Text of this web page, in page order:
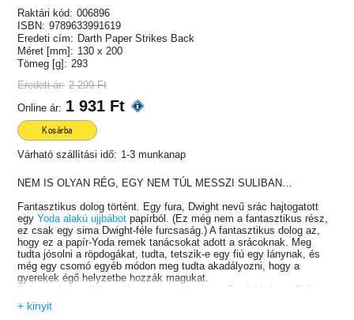
Raktári kód: 006896
ISBN: 9789633991619
Eredeti cím: Darth Paper Strikes Back
Méret [mm]: 130 x 200
Tömeg [g]: 293
Eredeti ár: 2 299 Ft
Online ár: 1 931 Ft
Kosárba
Várható szállítási idő: 1-3 munkanap
NEM IS OLYAN RÉG, EGY NEM TÚL MESSZI SULIBAN…
Fantasztikus dolog történt. Egy fura, Dwight nevű srác hajtogatott
egyYoda alakú ujjbábot papírból. (Ez még nem a fantasztikus rész,
ez csak egy sima Dwight-féle furcsaság.) A fantasztikus dolog az,
hogy ez a papír-Yoda remek tanácsokat adott a srácoknak. Meg
tudta jósolni a röpdogákat, tudta, tetszik-e egy fiú egy lánynak, és
még egy csomó egyéb módon meg tudta akadályozni, hogy a
gyerekek égő helyzetbe hozzák magukat.
Szinte mindegyik hatodikos tutira vette, hogy Papír-Yoda az Erőt
használja.
De most, egy évvel később, sötét idők köszöntenek a sulira.
+ kinyit